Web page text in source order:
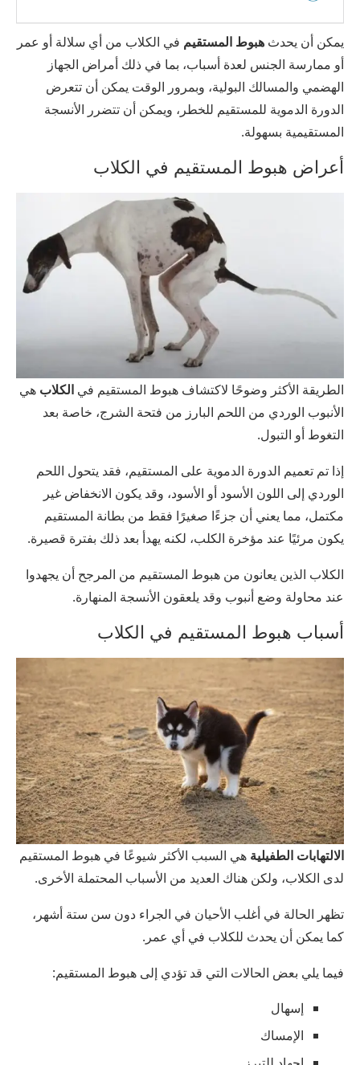
يمكن أن يحدث هبوط المستقيم في الكلاب من أي سلالة أو عمر
أو ممارسة الجنس لعدة أسباب، بما في ذلك أمراض الجهاز
الهضمي والمسالك البولية، وبمرور الوقت يمكن أن تتعرض
الدورة الدموية للمستقيم للخطر، ويمكن أن تتضرر الأنسجة
المستقيمية بسهولة.
أعراض هبوط المستقيم في الكلاب
الطريقة الأكثر وضوحًا لاكتشاف هبوط المستقيم في الكلاب هي
الأنبوب الوردي من اللحم البارز من فتحة الشرج، خاصة بعد
التغوط أو التبول.
إذا تم تعميم الدورة الدموية على المستقيم، فقد يتحول اللحم
الوردي إلى اللون الأسود أو الأسود، وقد يكون الانخفاض غير
مكتمل، مما يعني أن جزءًا صغيرًا فقط من بطانة المستقيم
يكون مرئيًا عند مؤخرة الكلب، لكنه يهدأ بعد ذلك بفترة قصيرة.
الكلاب الذين يعانون من هبوط المستقيم من المرجح أن يجهدوا
عند محاولة وضع أنبوب وقد يلعقون الأنسجة المنهارة.
أسباب هبوط المستقيم في الكلاب
الالتهابات الطفيلية هي السبب الأكثر شيوعًا في هبوط المستقيم
لدى الكلاب، ولكن هناك العديد من الأسباب المحتملة الأخرى.
تظهر الحالة في أغلب الأحيان في الجراء دون سن ستة أشهر،
كما يمكن أن يحدث للكلاب في أي عمر.
فيما يلي بعض الحالات التي قد تؤدي إلى هبوط المستقيم:
إسهال
الإمساك